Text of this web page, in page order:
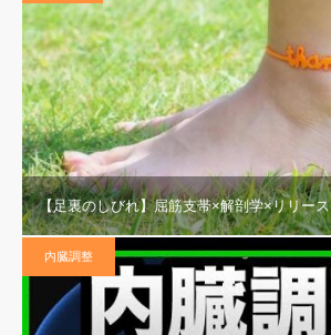
【足裏のしびれ】屈筋支帯×解剖学×リリース
内臓調整